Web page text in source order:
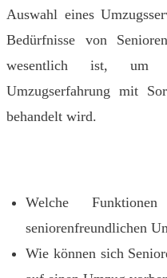
Auswahl eines
Bedürfnisse von
wesentlich ist, um
Umzugserfahrung mit
behandelt wird.
Welche
seniorenfreundlichen
Wie können sich